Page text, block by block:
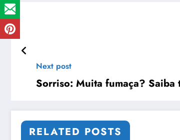
Next post
Sorriso: Muita fumaça?
RELATED POSTS